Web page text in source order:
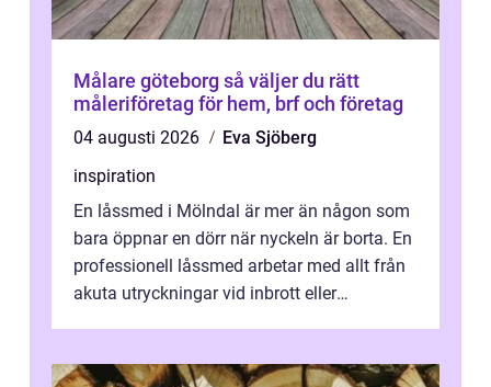
Målare göteborg så väljer du rätt
måleriföretag för hem, brf och företag
04 augusti 2026
Eva Sjöberg
inspiration
En låssmed i Mölndal är mer än någon som
bara öppnar en dörr när nyckeln är borta. En
professionell låssmed arbetar med allt från
akuta utryckningar vid inbrott eller